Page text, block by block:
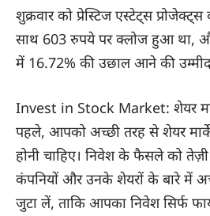
शुक्रवार को प्रेस्टिज एस्टेट्स
साथ 603 रुपये पर क्लोज हुआ था,
में 16.72% की उछाल आने की
Invest in Stock Market: शेयर
पहले, आपको अच्छी तरह से शेयर
होनी चाहिए। निवेश के फैसले को
कंपनियों और उनके शेयरों के बारे में
जुटा लें, ताकि आपका निवेश सिर्फ